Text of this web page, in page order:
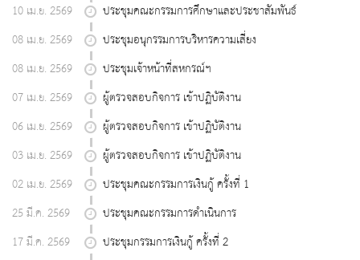
10 เม.ย. 2569
ประชุมคณะกรรมการศึกษาและประชาสัมพันธ์
08 เม.ย. 2569
ประชุมอนุกรรมการบริหารความเสี่ยง
08 เม.ย. 2569
ประชุมเจ้าหน้าที่สหกรณ์ฯ
07 เม.ย. 2569
ผู้ตรวจสอบกิจการ เข้าปฏิบัติงาน
06 เม.ย. 2569
ผู้ตรวจสอบกิจการ เข้าปฏิบัติงาน
03 เม.ย. 2569
ผู้ตรวจสอบกิจการ เข้าปฏิบัติงาน
02 เม.ย. 2569
ประชุมคณะกรรมการเงินกู้ ครั้งที่ 1
25 มี.ค. 2569
ประชุมคณะกรรมการดำเนินการ
17 มี.ค. 2569
ประชุมกรรมการเงินกู้ ครั้งที่ 2